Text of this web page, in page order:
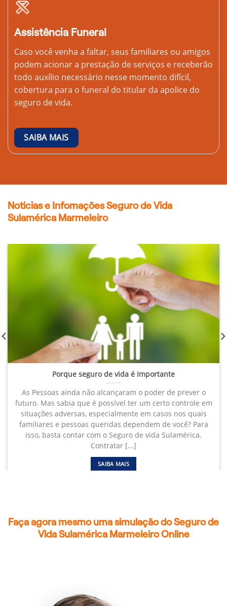
Assistência Funeral
Caso você venha a faltar, seus familiares ou amigos
podem acionar a prestação de serviços e receberão
todo auxílio necessário nesse momento difícil,
cobertura para o funeral do titular da apolice do
seguro de vida.
SAIBA MAIS
Noticias e Infomações Seguro de Vida
Sulamérica Marmeleiro
Porque seguro de vida é Importante
As Pessoas ainda não alcançaram o poder de prever o
futuro. Mas sabia que é possível ter um certo controle em
situações adversas, especialmente em casos nos quais
familiares e pessoas queridas dependem de você? Para
isso, basta contar com o Seguro de vida Sulamérica.
Contratar [...]
SAIBA MAIS
Faça agora mesmo uma simulação do Seguro de
Vida Sulamérica Marmeleiro Online